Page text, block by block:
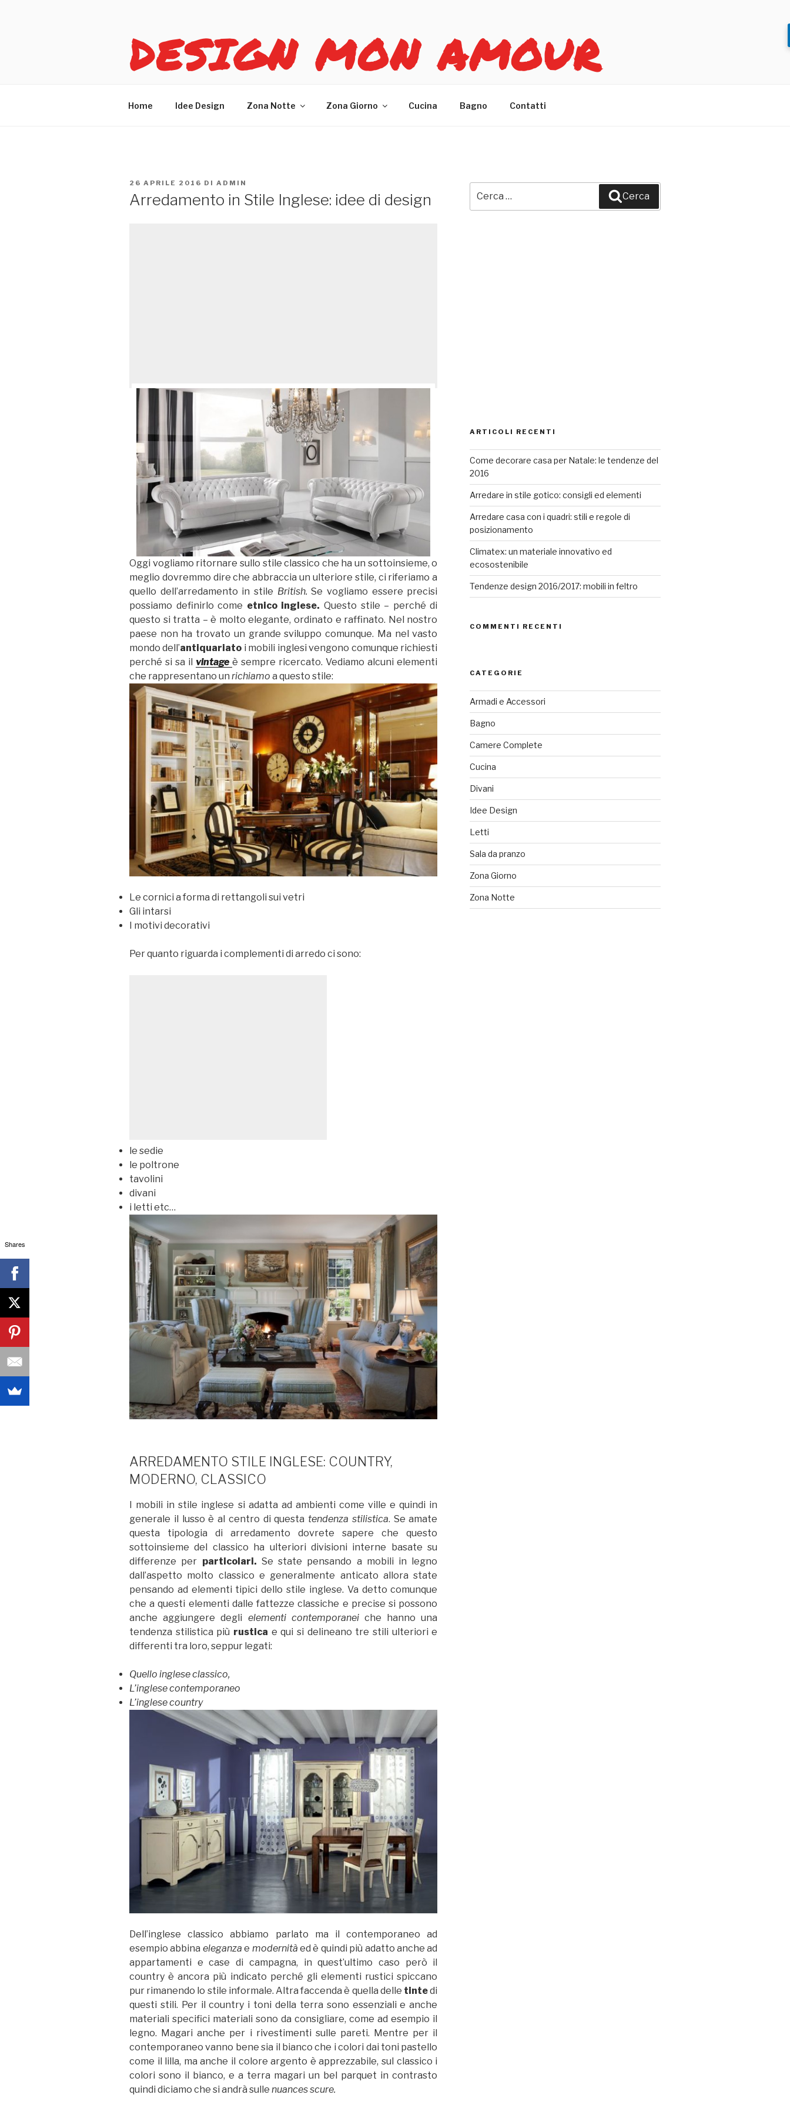
DESIGN MON AMOUR
Home Idee Design Zona Notte Zona Giorno Cucina Bagno Contatti
PUBBLICATO
IL
26 APRILE 2016 DI ADMIN
Arredamento in Stile Inglese: idee di design
Oggi vogliamo ritornare sullo stile classico che ha un sottoinsieme, o
meglio dovremmo dire che abbraccia un ulteriore stile, ci riferiamo a
quello dell’arredamento in stile British.Se vogliamo essere precisi
possiamo definirlo come etnico inglese. Questo stile – perché di
questo si tratta – è molto elegante, ordinato e raffinato. Nel nostro
paese non ha trovato un grande sviluppo comunque. Ma nel vasto
mondo dell’antiquariato i mobili inglesi vengono comunque richiesti
perché si sa il vintageè sempre ricercato. Vediamo alcuni elementi
che rappresentano un richiamo a questo stile:
Le cornici a forma di rettangoli sui vetri
Gli intarsi
I motivi decorativi
Per quanto riguarda i complementi di arredo ci sono:
le sedie
le poltrone
tavolini
divani
i letti etc…
ARREDAMENTO STILE INGLESE: COUNTRY,
MODERNO, CLASSICO
I mobili in stile inglese si adatta ad ambienti come ville e quindi in
generale il lusso è al centro di questa tendenza stilistica. Se amate
questa tipologia di arredamento dovrete sapere che questo
sottoinsieme del classico ha ulteriori divisioni interne basate su
differenze per particolari. Se state pensando a mobili in legno
dall’aspetto molto classico e generalmente anticato allora state
pensando ad elementi tipici dello stile inglese. Va detto comunque
che a questi elementi dalle fattezze classiche e precise si possono
anche aggiungere degli elementi contemporanei che hanno una
tendenza stilistica più rustica e qui si delineano tre stili ulteriori e
differenti tra loro, seppur legati:
Quello inglese classico,
L’inglese contemporaneo
L’inglese country
Dell’inglese classico abbiamo parlato ma il contemporaneo ad
esempio abbina eleganzae modernitàed è quindi più adatto anche ad
appartamenti e case di campagna, in quest’ultimo caso però il
country è ancora più indicato perché gli elementi rustici spiccano
pur rimanendo lo stile informale. Altra faccenda è quella delle tintedi
questi stili. Per il country i toni della terra sono essenziali e anche
materiali specifici materiali sono da consigliare, come ad esempio il
legno. Magari anche per i rivestimenti sulle pareti. Mentre per il
contemporaneo vanno bene sia il bianco che i colori dai toni pastello
come il lilla, ma anche il colore argento è apprezzabile, sul classico i
colori sono il bianco, e a terra magari un bel parquet in contrasto
quindi diciamo che si andrà sulle nuances scure.
Cerca
ARTICOLI RECENTI
Come decorare casa per Natale: le tendenze del
2016
Arredare in stile gotico: consigli ed elementi
Arredare casa con i quadri: stili e regole di
posizionamento
Climatex: un materiale innovativo ed
ecosostenibile
Tendenze design 2016/2017: mobili in feltro
COMMENTI RECENTI
CATEGORIE
Armadi e Accessori
Bagno
Camere Complete
Cucina
Divani
Idee Design
Letti
Sala da pranzo
Zona Giorno
Zona Notte
Shares